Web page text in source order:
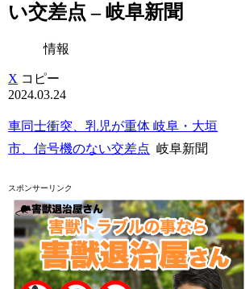
い交差点 – 岐阜新聞
情報
X コピー
2024.03.24
車同士衝突、乳児が重体 岐阜・大垣
市、信号機のない交差点 岐阜新聞
スポンサーリンク